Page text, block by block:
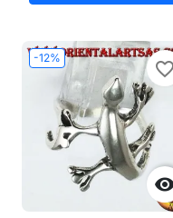
-12%
favorite_border